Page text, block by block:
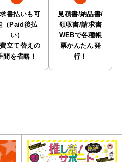
書払いも可
（Paid後払
い）
立て替えの
間を省略！
見積書/納品書/
領収書/請求書
WEBで各種帳
票かんたん発
行！